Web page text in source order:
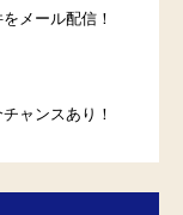
メール配信！
ャンスあり！